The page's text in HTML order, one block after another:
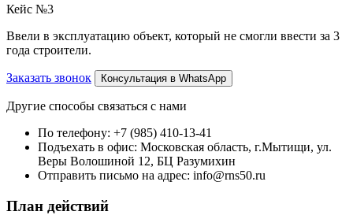
Кейс №3
Ввели в эксплуатацию объект, который не смогли ввести за 3
года строители.
Заказать звонок Консультация в WhatsApp
Другие способы связаться с нами
По телефону: +7 (985) 410-13-41
Подъехать в офис: Московская область, г.Мытищи, ул.
Веры Волошиной 12, БЦ Разумихин
Отправить письмо на адрес: info@rns50.ru
План действий